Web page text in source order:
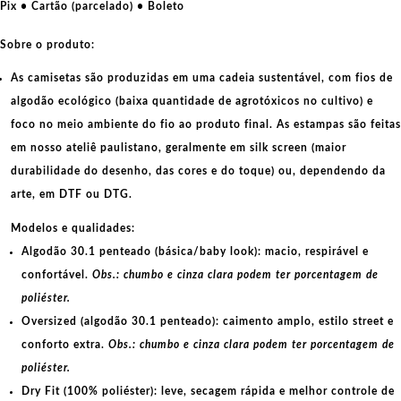
quantidade
Pix • Cartão (parcelado) • Boleto
Sobre o produto:
As camisetas são produzidas em uma cadeia sustentável, com fios de
algodão ecológico (baixa quantidade de agrotóxicos no cultivo) e
foco no meio ambiente do fio ao produto final. As estampas são feitas
em nosso ateliê paulistano, geralmente em silk screen (maior
durabilidade do desenho, das cores e do toque) ou, dependendo da
arte, em DTF ou DTG.
Modelos e qualidades:
Algodão 30.1 penteado (básica/baby look): macio, respirável e
confortável. Obs.: chumbo e cinza clara podem ter porcentagem de
poliéster.
Oversized (algodão 30.1 penteado): caimento amplo, estilo street e
conforto extra. Obs.: chumbo e cinza clara podem ter porcentagem de
poliéster.
Dry Fit (100% poliéster): leve, secagem rápida e melhor controle de